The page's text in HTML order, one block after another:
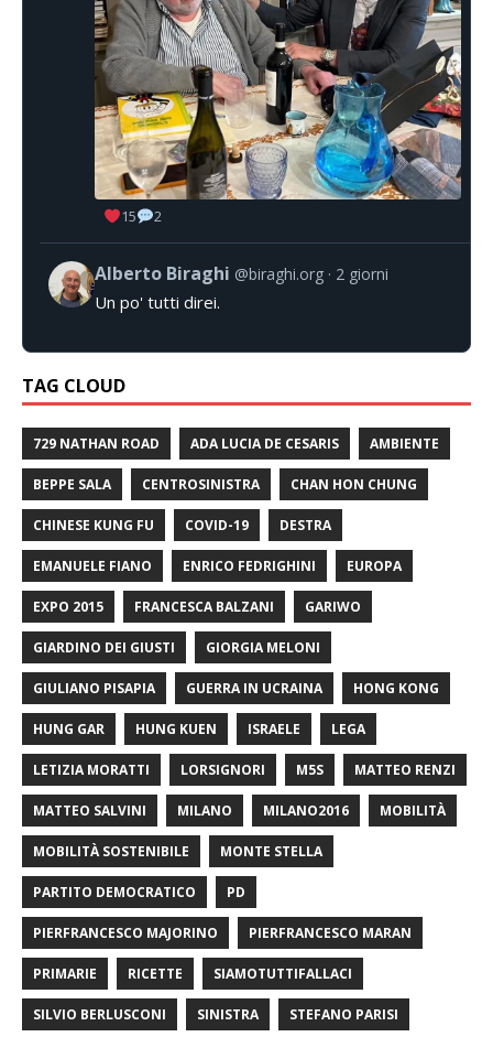
15 2
Alberto Biraghi @biraghi.org 2 giorni
Un po' tutti direi.
TAG CLOUD
729 NATHAN ROAD ADA LUCIA DE CESARIS AMBIENTE
BEPPE SALA CENTROSINISTRA CHAN HON CHUNG
CHINESE KUNG FU COVID-19 DESTRA
EMANUELE FIANO ENRICO FEDRIGHINI EUROPA
EXPO 2015 FRANCESCA BALZANI GARIWO
GIARDINO DEI GIUSTI GIORGIA MELONI
GIULIANO PISAPIA GUERRA IN UCRAINA HONG KONG
HUNG GAR HUNG KUEN ISRAELE LEGA
LETIZIA MORATTI LORSIGNORI M5S MATTEO RENZI
MATTEO SALVINI MILANO MILANO2016 MOBILITÀ
MOBILITÀ SOSTENIBILE MONTE STELLA
PARTITO DEMOCRATICO PD
PIERFRANCESCO MAJORINO PIERFRANCESCO MARAN
PRIMARIE RICETTE SIAMOTUTTIFALLACI
SILVIO BERLUSCONI SINISTRA STEFANO PARISI